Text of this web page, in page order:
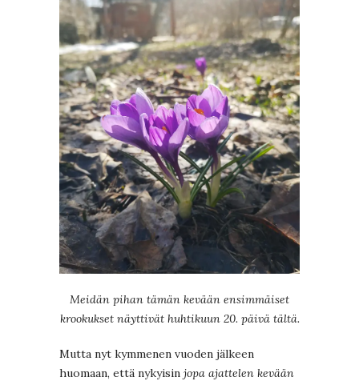
Meidän pihan tämän kevään ensimmäiset
krookukset näyttivät huhtikuun 20. päivä tältä.
Mutta nyt kymmenen vuoden jälkeen
huomaan, että nykyisin jopa ajattelen kevään